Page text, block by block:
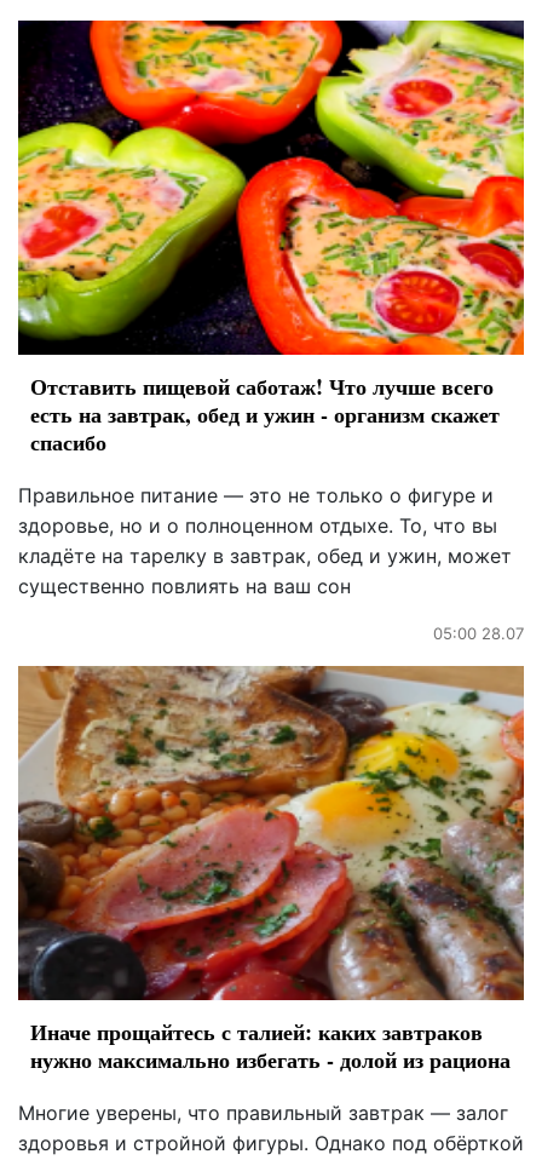
Отставить пищевой саботаж! Что лучше всего
есть на завтрак, обед и ужин - организм скажет
спасибо
Правильное питание — это не только о фигуре и
здоровье, но и о полноценном отдыхе. То, что вы
кладёте на тарелку в завтрак, обед и ужин, может
существенно повлиять на ваш сон
05:00 28.07
Иначе прощайтесь с талией: каких завтраков
нужно максимально избегать - долой из рациона
Многие уверены, что правильный завтрак — залог
здоровья и стройной фигуры. Однако под обёрткой